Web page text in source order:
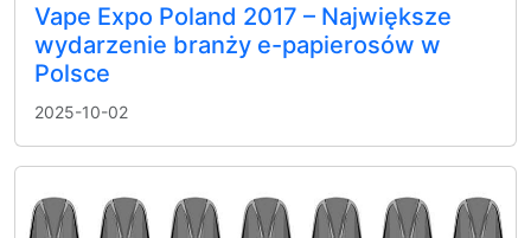
Vape Expo Poland 2017 – Największe
wydarzenie branży e-papierosów w
Polsce
2025-10-02